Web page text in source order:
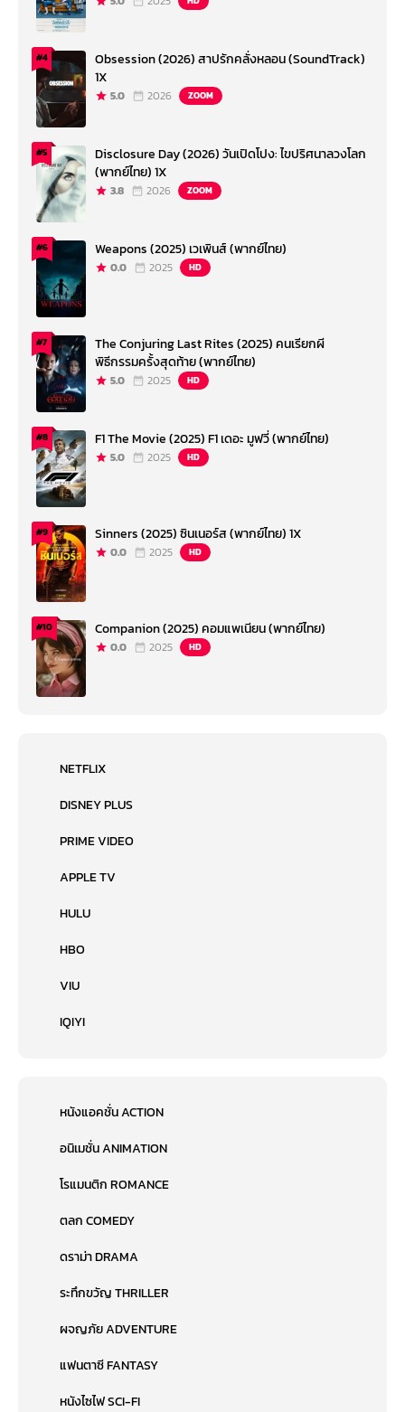
#4
Obsession (2026) สาปรักคลั่งหลอน (SoundTrack)
1X
5.0 2026 ZOOM
#5
Disclosure Day (2026) วันเปิดโปง: ไขปริศนาลวงโลก
(พากย์ไทย) 1X
3.8 2026 ZOOM
#6 Weapons (2025) เวเพินส์ (พากย์ไทย)
0.0 2025 HD
#7
The Conjuring Last Rites (2025) คนเรียกผี
พิธีกรรมครั้งสุดท้าย (พากย์ไทย)
5.0 2025 HD
#8 F1 The Movie (2025) F1 เดอะ มูฟวี่ (พากย์ไทย)
5.0 2025 HD
#9 Sinners (2025) ซินเนอร์ส (พากย์ไทย) 1X
0.0 2025 HD
#10 Companion (2025) คอมแพเนียน (พากย์ไทย)
0.0 2025 HD
NETFLIX
DISNEY PLUS
PRIME VIDEO
APPLE TV
HULU
HBO
VIU
IQIYI
หนังแอคชั่น ACTION
อนิเมชั่น ANIMATION
โรแมนติก ROMANCE
ตลก COMEDY
ดราม่า DRAMA
ระทึกขวัญ THRILLER
ผจญภัย ADVENTURE
แฟนตาซี FANTASY
หนังไซไฟ SCI-FI